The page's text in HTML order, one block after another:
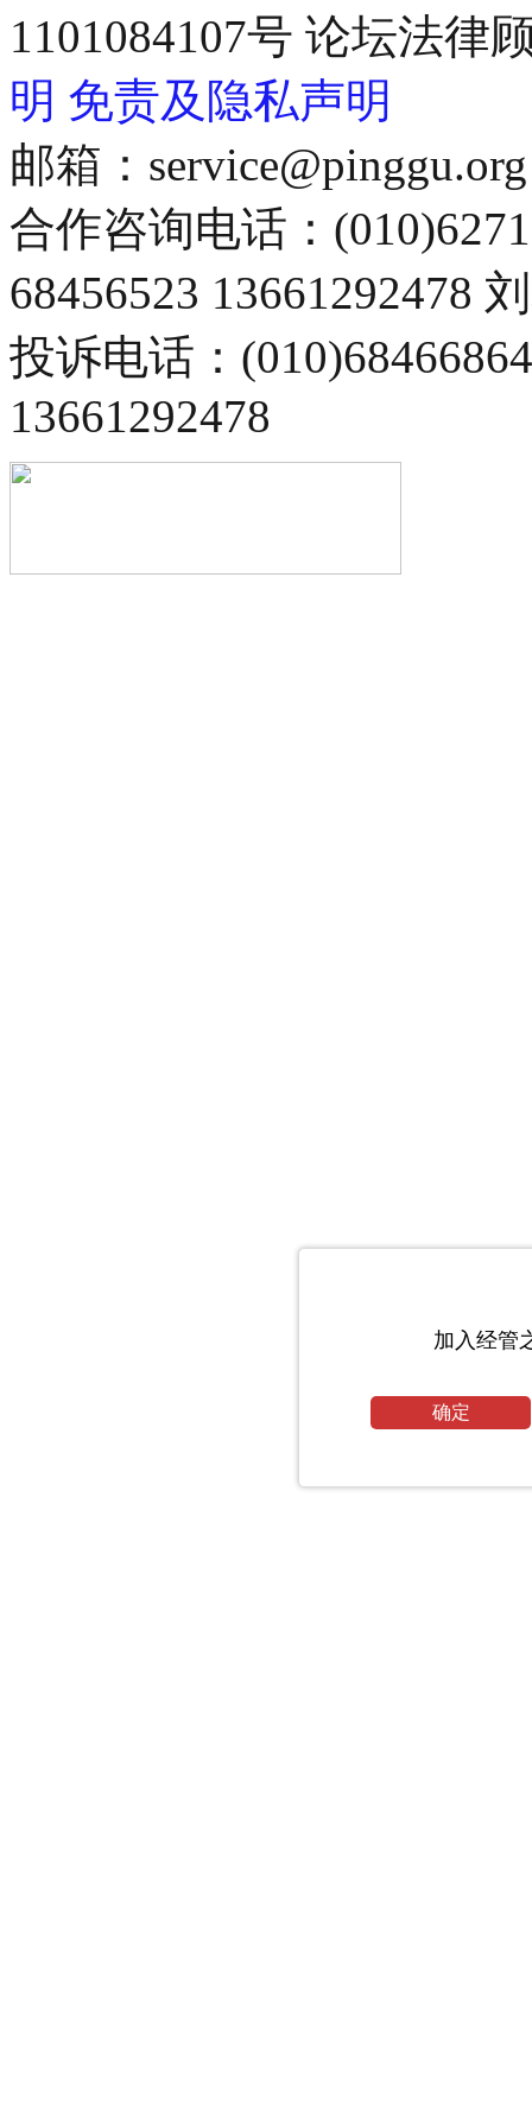
加入经管
确定
1101084107号 论坛法律
明 免责及隐私声明
邮箱：service@pinggu.org
合作咨询电话：
68456523 13661292478
投诉电话：
13661292478